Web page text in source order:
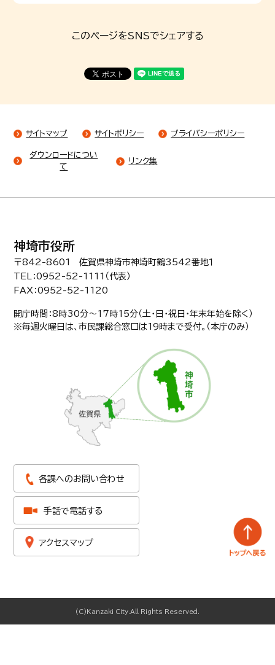
このページをSNSでシェアする
サイトマップ サイトポリシー プライバシーポリシー
ダウンロードについ
て
リンク集
神埼市役所
〒842-8601 佐賀県神埼市神埼町鶴3542番地１
TEL：0952-52-1111（代表）
FAX：0952-52-1120
開庁時間：8時30分〜17時15分（土・日・祝日・年末年始を除く）
※毎週火曜日は、市民課総合窓口は19時まで受付。（本庁のみ）
各課へのお問い合わせ
手話で電話する
アクセスマップ
(C)Kanzaki City.All Rights Reserved.